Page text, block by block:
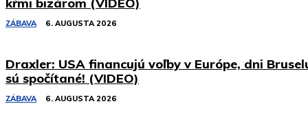
ZÁBAVA 6. AUGUSTA 2026
Draxler: USA financujú voľby v Európe, dni
sú spočítané! (VIDEO)
ZÁBAVA 6. AUGUSTA 2026